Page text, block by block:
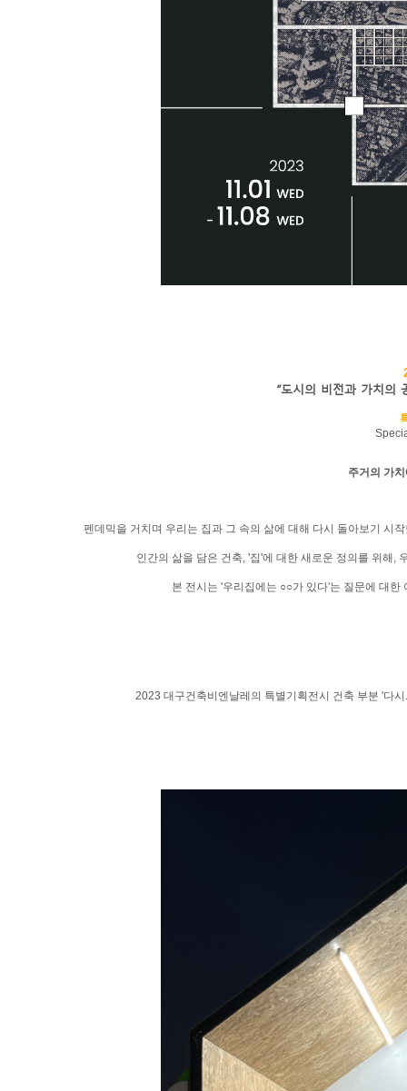
“도시의 비전과 가치의
주거의 가
펜데믹을 거치며 우리는 집과 그 속의 삶에 대해 다시 돌아보기 시
인간의 삶을 담은 건축, '집'에 대한 새로운 정의를 위해,
본 전시는 '우리집에는 ○○가 있다'는 질문에 대
2023 대구건축비엔날레의 특별기획전시 건축 부분 '다시